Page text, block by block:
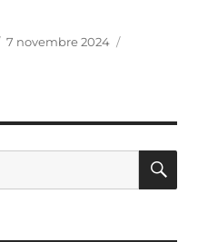
Publié
7 novembre 2024